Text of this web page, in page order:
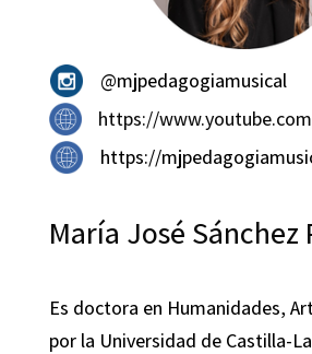
@mjpedagogiamusical
https://
https://
María José Sánchez
Es doctora en Humanidades,
por la Universidad de Castilla-